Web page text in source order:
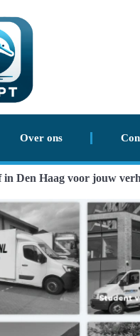
Over ons
Den Haag voor jouw